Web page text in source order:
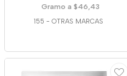
Gramo a $46,43
155 - OTRAS MARCAS